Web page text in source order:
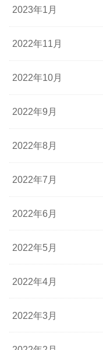
2023年1月
2022年11月
2022年10月
2022年9月
2022年8月
2022年7月
2022年6月
2022年5月
2022年4月
2022年3月